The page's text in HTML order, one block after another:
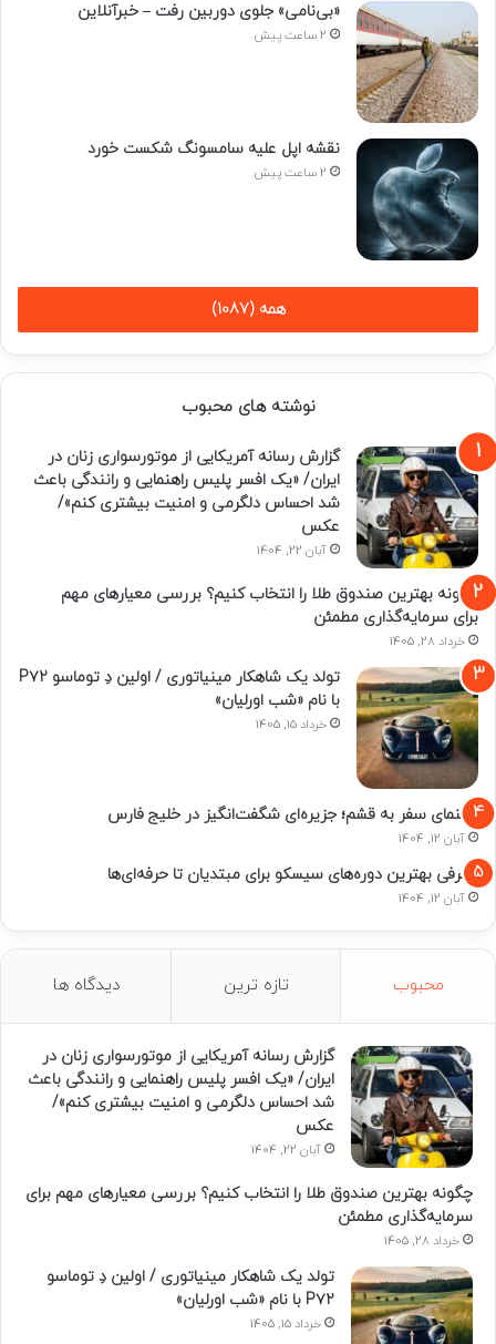
«بی‌نامی» جلوی دوربین رفت – خبرآنلاین
2 ساعت پیش
نقشه اپل علیه سامسونگ شکست خورد
2 ساعت پیش
همه (1087)
نوشته های محبوب
گزارش رسانه آمریکایی از موتورسواری زنان در
ایران/ «یک افسر پلیس راهنمایی و رانندگی باعث
شد احساس دلگرمی و امنیت بیشتری کنم»/
عکس
آبان 22, 1404
چگونه بهترین صندوق طلا را انتخاب کنیم؟ بررسی معیارهای مهم
برای سرمایه‌گذاری مطمئن
خرداد 28, 1405
تولد یک شاهکار مینیاتوری / اولین دِ توماسو P۷۲
با نام «شب اورلیان»
خرداد 15, 1405
راهنمای سفر به قشم؛ جزیره‌ای شگفت‌انگیز در خلیج فارس
آبان 12, 1404
معرفی بهترین دوره‌های سیسکو برای مبتدیان تا حرفه‌ای‌ها
آبان 12, 1404
محبوب تازه ترین دیدگاه ها
گزارش رسانه آمریکایی از موتورسواری زنان در
ایران/ «یک افسر پلیس راهنمایی و رانندگی باعث
شد احساس دلگرمی و امنیت بیشتری کنم»/
عکس
آبان 22, 1404
چگونه بهترین صندوق طلا را انتخاب کنیم؟ بررسی معیارهای مهم برای
سرمایه‌گذاری مطمئن
خرداد 28, 1405
تولد یک شاهکار مینیاتوری / اولین دِ توماسو
P۷۲ با نام «شب اورلیان»
خرداد 15, 1405